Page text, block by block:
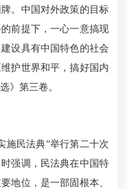
。中国对外政策的目标
前提下，一心一意搞现
设具有中国特色的社会
护世界和平，搞好国内
》第三卷。
民法典”举行第二十次
强调，民法典在中国特
地位，是一部固根本、